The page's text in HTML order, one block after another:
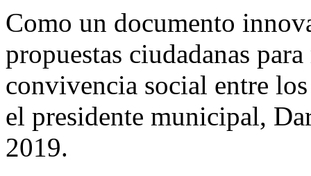
Como un documento
propuestas ciudadanas
convivencia social entre
el presidente municipal,
2019.